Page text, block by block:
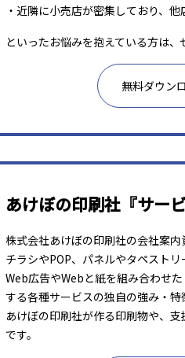
・近隣に小売店が密集しており、
といったお悩みを抱えている方は、
無料ダウン
あけぼの印刷社『サー
株式会社あけぼの印刷社の会社案内
チラシやPOP、パネルやタペスト
Web広告やWebと紙を組み合わせ
する各種サービスの独自の強み・特
あけぼの印刷社が作る印刷物や、
です。